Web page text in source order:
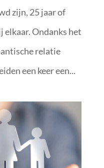
zijn, 25 jaar of
elkaar. Ondanks het
relatie
een keer een...